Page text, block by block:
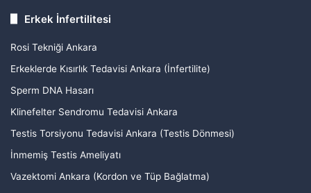
Erkek İnfertilitesi
Rosi Tekniği Ankara
Erkeklerde Kısırlık Tedavisi Ankara (İnfertilite)
Sperm DNA Hasarı
Klinefelter Sendromu Tedavisi Ankara
Testis Torsiyonu Tedavisi Ankara (Testis Dönmesi)
İnmemiş Testis Ameliyatı
Vazektomi Ankara (Kordon ve Tüp Bağlatma)